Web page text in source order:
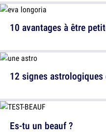
10 avantages à être
12 signes
Es-tu un beauf ?